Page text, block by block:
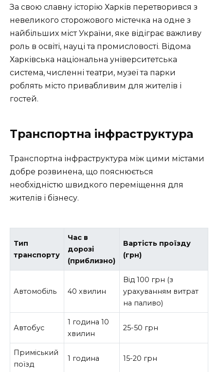
За свою славну історію Харків перетворився з
невеликого сторожового містечка на одне з
найбільших міст України, яке відіграє важливу
роль в освіті, науці та промисловості. Відома
Харківська національна університетська
система, численні театри, музеї та парки
роблять місто привабливим для жителів і
гостей.
Транспортна інфраструктура
Транспортна інфраструктура між цими містами
добре розвинена, що пояснюється
необхідністю швидкого переміщення для
жителів і бізнесу.
Тип
транспорту
Час в
дорозі
(приблизно)
Вартість проїзду
(грн)
Автомобіль 40 хвилин
Від 100 грн (з
урахуванням витрат
на паливо)
Автобус
1 година 10
хвилин
25-50 грн
Приміський
поїзд
1 година 15-20 грн